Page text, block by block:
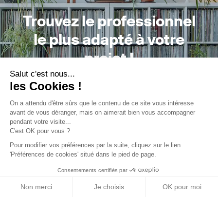
les Cookies !
ce site vous intéresse avant de vous
déranger, mais on aimerait bien vous accompagner pendant votre
visite...
C'est OK pour vous ?
Pour modifier vos préférences par la suite, cliquez sur le lien
'Préférences de cookies' situé dans le pied de page.
Consentements certifiés par
Non merci Je choisis OK pour moi
Trouvez le professionnel
le plus adapté à votre
projet !
Trouver mon Concepteur
Trouver une réalisation Rénovation Maison individuelle